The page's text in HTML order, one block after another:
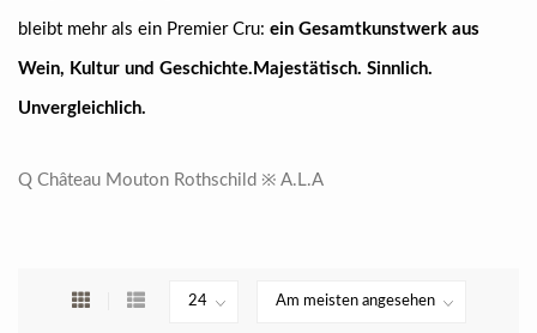
bleibt mehr als ein Premier Cru: ein Gesamtkunstwerk aus
Wein, Kultur und Geschichte. Majestätisch. Sinnlich.
Unvergleichlich.
Q Château Mouton Rothschild ※ A.L.A